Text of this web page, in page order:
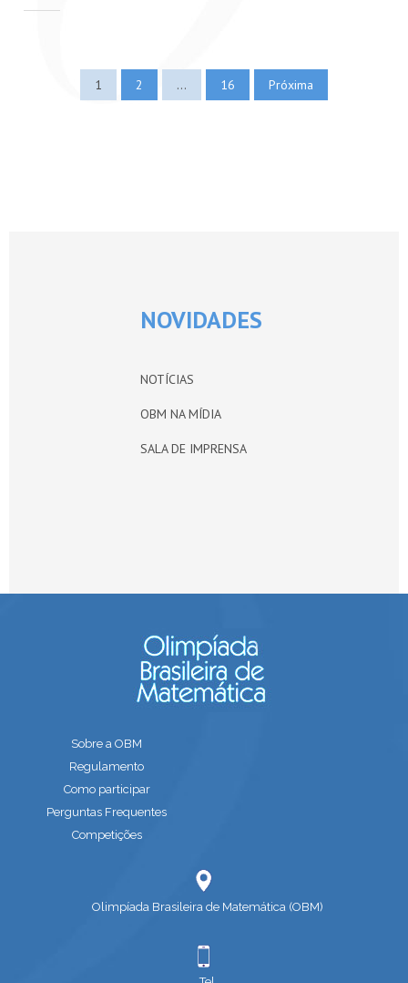
NOVIDADES
NOTÍCIAS
OBM NA MÍDIA
SALA DE IMPRENSA
1 2 … 16 Próxima
Sobre a OBM
Regulamento
Como participar
Perguntas Frequentes
Competições
Olimpíada Brasileira de Matemática (OBM)